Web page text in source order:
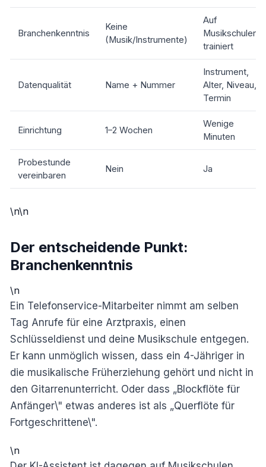
Branchenkenntnis
Keine
(Musik/Instrumente)
Auf
Musikschulen
trainiert
Datenqualität Name + Nummer
Instrument,
Alter, Niveau,
Termin
Einrichtung 1–2 Wochen
Wenige
Minuten
Probestunde
vereinbaren
Nein Ja
\n\n
Der entscheidende Punkt:
Branchenkenntnis
\n
Ein Telefonservice-Mitarbeiter nimmt am selben
Tag Anrufe für eine Arztpraxis, einen
Schlüsseldienst und deine Musikschule entgegen.
Er kann unmöglich wissen, dass ein 4-Jähriger in
die musikalische Früherziehung gehört und nicht in
den Gitarrenunterricht. Oder dass „Blockflöte für
Anfänger\" etwas anderes ist als „Querflöte für
Fortgeschrittene\".
\n